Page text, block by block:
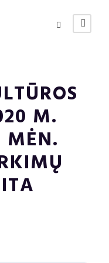
M.
MĖN.